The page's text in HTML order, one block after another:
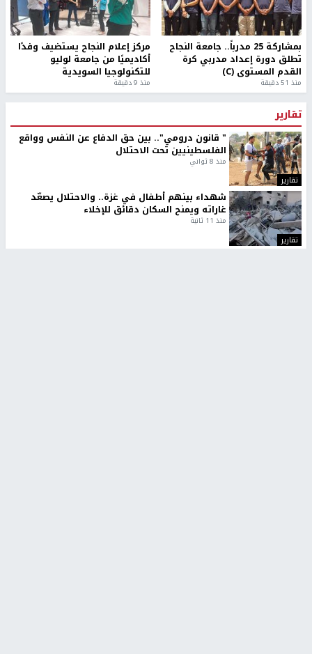
بمشاركة 25 مدرباً.. جامعة النجاح
تطلق دورة إعداد مدربي كرة
القدم المستوى (C)
منذ 51 دقيقة
مركز إعلام النجاح يستضيف وفدًا
أكاديميًا من جامعة لوليو
للتكنولوجيا السويدية
منذ 9 دقيقة
تقارير
تقارير
" قانون درومي".. بين حق الدفاع عن النفس وواقع
الفلسطينيين تحت الاحتلال
منذ 8 ثواني
تقارير
شهداء بينهم أطفال في غزة.. والاحتلال يصعّد
غاراته ويمنح السكان دقائق للإخلاء
منذ 11 ثانية